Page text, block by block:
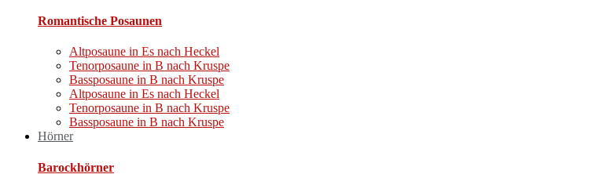
Romantische Posaunen​
Altposaune in Es nach Heckel
Tenorposaune in B nach Kruspe
Bassposaune in B nach Kruspe
Altposaune in Es nach Heckel
Tenorposaune in B nach Kruspe
Bassposaune in B nach Kruspe
Hörner
Barockhörner